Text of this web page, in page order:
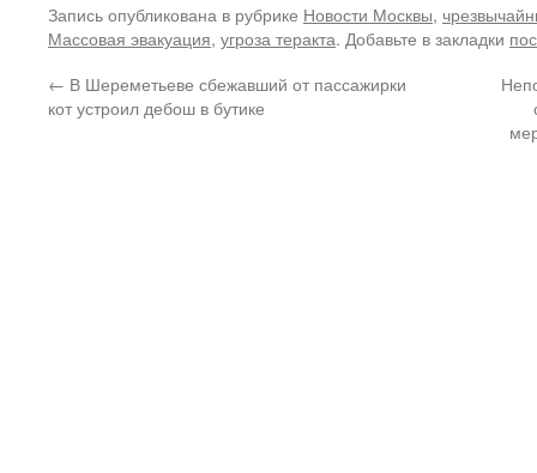
Запись опубликована в рубрике Новости Москвы,
Массовая эвакуация, угроза теракта. Добавьте в закладки
← В Шереметьеве сбежавший от пассажирки
кот устроил дебош в бутике